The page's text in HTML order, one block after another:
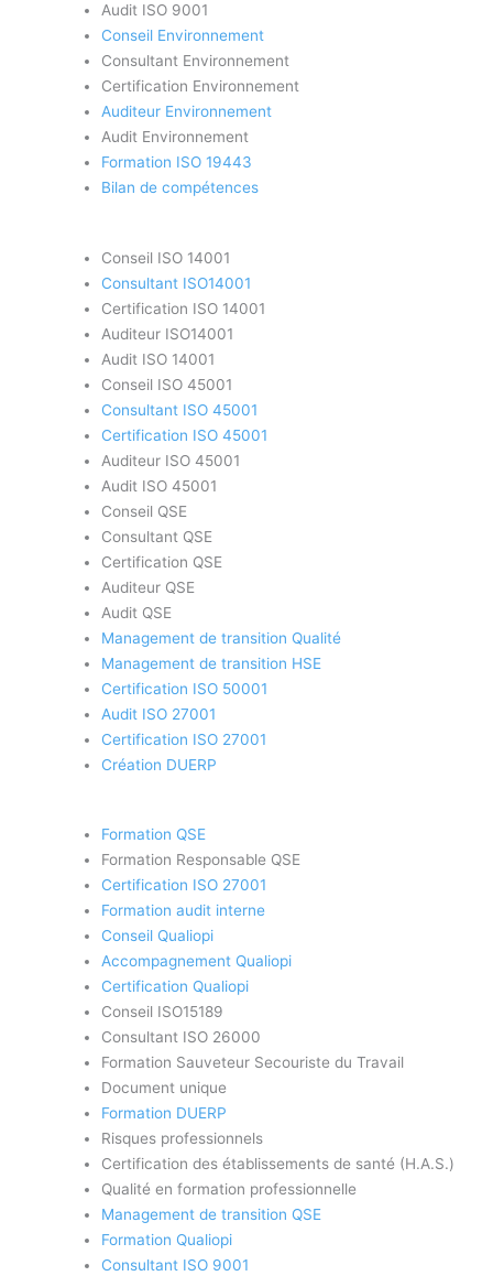
Audit ISO 9001
Conseil Environnement
Consultant Environnement
Certification Environnement
Auditeur Environnement
Audit Environnement
Formation ISO 19443
Bilan de compétences
Conseil ISO 14001
Consultant ISO14001
Certification ISO 14001
Auditeur ISO14001
Audit ISO 14001
Conseil ISO 45001
Consultant ISO 45001
Certification ISO 45001
Auditeur ISO 45001
Audit ISO 45001
Conseil QSE
Consultant QSE
Certification QSE
Auditeur QSE
Audit QSE
Management de transition Qualité
Management de transition HSE
Certification ISO 50001
Audit ISO 27001
Certification ISO 27001
Création DUERP
Formation QSE
Formation Responsable QSE
Certification ISO 27001
Formation audit interne
Conseil Qualiopi
Accompagnement Qualiopi
Certification Qualiopi
Conseil ISO15189
Consultant ISO 26000
Formation Sauveteur Secouriste du Travail
Document unique
Formation DUERP
Risques professionnels
Certification des établissements de santé (H.A.S.)
Qualité en formation professionnelle
Management de transition QSE
Formation Qualiopi
Consultant ISO 9001